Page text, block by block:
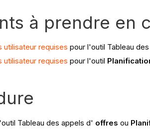
à prendre en
utilisateur requises pour l'outil Tableau
utilisateur requises pour l'outil
Tableau des appels d' offres ou